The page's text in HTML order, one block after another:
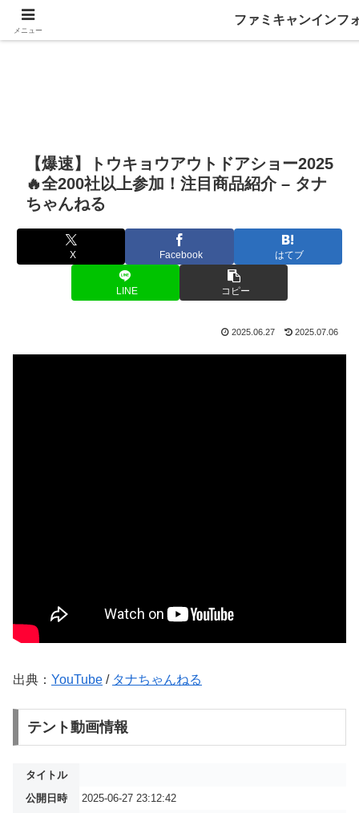
【爆速】トウキョウアウトドアショー2025
🔥全200社以上参加！注目商品紹介 – タナ
ちゃんねる
X Facebook はてブ
LINE コピー
2025.06.27 2025.07.06
出典： YouTube / タナちゃんねる
テント動画情報
タイトル
公開日時
2025-06-27 23:12:42
メニュー
ファミキャンインフ